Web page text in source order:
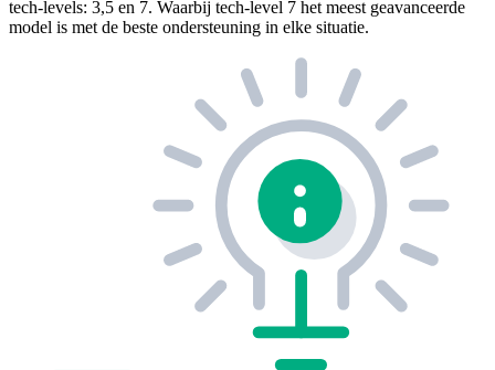
tech-levels: 3,5 en 7. Waarbij tech-level 7 het meest geavanceerde
model is met de beste ondersteuning in elke situatie.